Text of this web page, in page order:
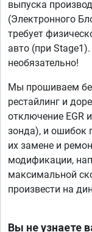
выпуска
(Электронного
требует
авто (при
необязательно!
Мы прошиваем
рестайлинг и
отключение EGR
зонда), и ошибок
их замене и
модификации,
максимальной
произвести на
Вы не узнаете